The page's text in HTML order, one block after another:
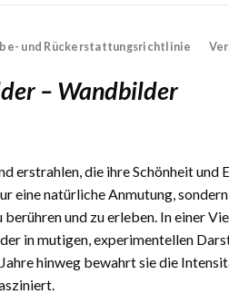
und Rückerstattungsrichtlinie
– Wandbilder
erstrahlen, die ihre Schönheit
natürliche Anmutung,
und zu erleben. In einer
in mutigen, experimentellen
hinweg bewahrt sie die